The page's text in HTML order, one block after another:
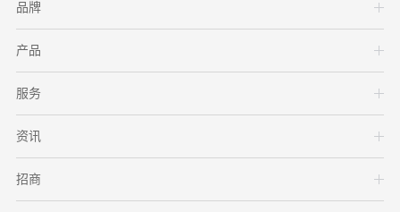
品牌
产品
服务
资讯
招商